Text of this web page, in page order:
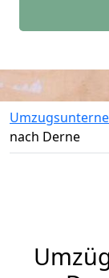
nach Derne